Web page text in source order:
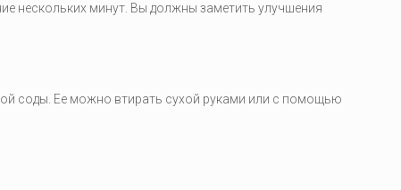
нескольких минут. Вы должны заметить улучшения
соды. Ее можно втирать сухой руками или с помощью